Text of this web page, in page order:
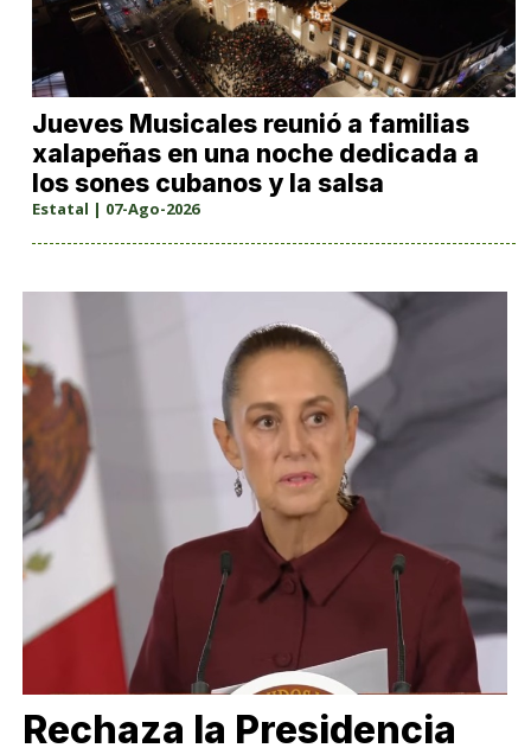
Jueves Musicales reunió a familias
xalapeñas en una noche dedicada a
los sones cubanos y la salsa
Estatal | 07-Ago-2026
Rechaza la Presidencia